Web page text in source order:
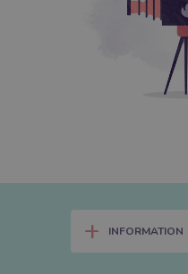
+ INFORMATION